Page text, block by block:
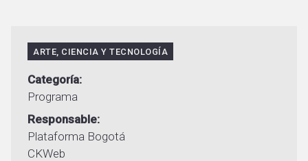
ARTE, CIENCIA Y TECNOLOGÍA
Categoría
Programa
Responsable
Plataforma Bogotá
CKWeb